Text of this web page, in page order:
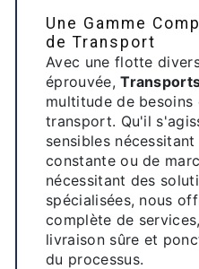
Une Gamme
de Transport
Avec une flotte
éprouvée,
multitude de besoins
transport. Qu'il
sensibles
constante ou de
nécessitant des
spécialisées, nous
complète de
livraison sûre et
du processus.